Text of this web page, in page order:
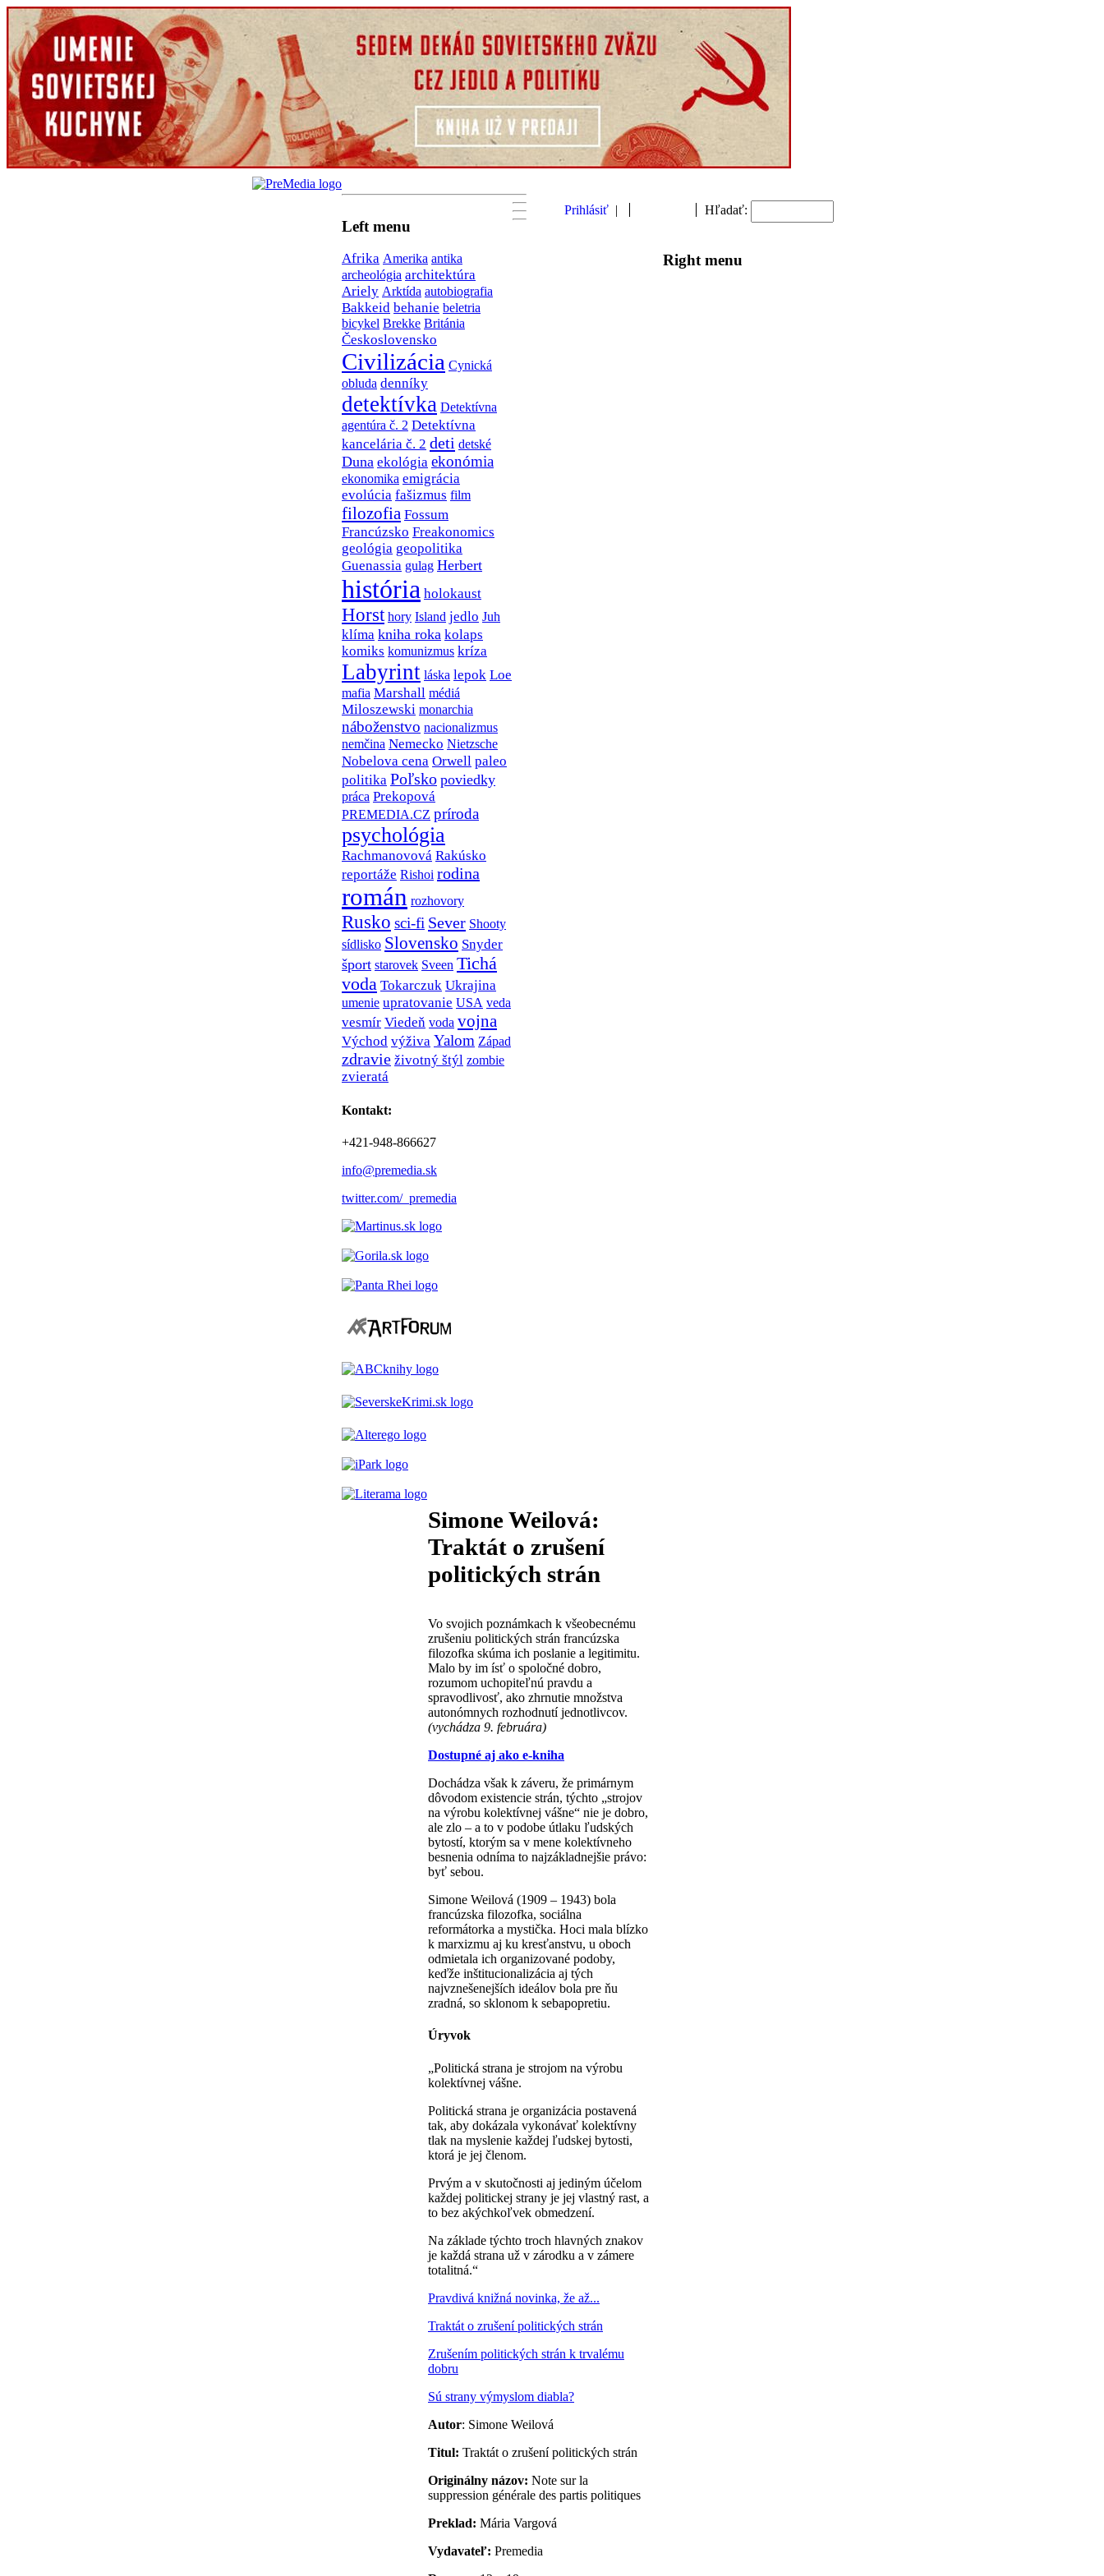
Prihlásiť| Hľadať:
Left menu
Afrika Amerika antika
archeológia architektúra
Ariely Arktída autobiografia
Bakkeid behanie beletria
bicykel Brekke Británia
Československo
Civilizácia Cynická
obluda denníky
detektívka Detektívna
agentúra č. 2 Detektívna
kancelária č. 2 deti detské
Duna ekológia ekonómia
ekonomika emigrácia
evolúcia fašizmus film
filozofia Fossum
Francúzsko Freakonomics
geológia geopolitika
Guenassia gulag Herbert
história holokaust
Horst hory Island jedlo Juh
klíma kniha roka kolaps
komiks komunizmus kríza
Labyrint láska lepok Loe
mafia Marshall médiá
Miloszewski monarchia
náboženstvo nacionalizmus
nemčina Nemecko Nietzsche
Nobelova cena Orwell paleo
politika Poľsko poviedky
práca Prekopová
PREMEDIA.CZ príroda
psychológia
Rachmanovová Rakúsko
reportáže Rishoi rodina
román rozhovory
Rusko sci-fi Sever Shooty
sídlisko Slovensko Snyder
šport starovek Sveen Tichá
voda Tokarczuk Ukrajina
umenie upratovanie USA veda
vesmír Viedeň voda vojna
Východ výživa Yalom Západ
zdravie životný štýl zombie
zvieratá
Kontakt:
+421-948-866627
info@premedia.sk
twitter.com/_premedia
Right menu
Simone Weilová:
Traktát o zrušení
politických strán
Vo svojich poznámkach k všeobecnému
zrušeniu politických strán francúzska
filozofka skúma ich poslanie a legitimitu.
Malo by im ísť o spoločné dobro,
rozumom uchopiteľnú pravdu a
spravodlivosť, ako zhrnutie množstva
autonómnych rozhodnutí jednotlivcov.
(vychádza 9. februára)
Dostupné aj ako e-kniha
Dochádza však k záveru, že primárnym
dôvodom existencie strán, týchto „strojov
na výrobu kolektívnej vášne“ nie je dobro,
ale zlo – a to v podobe útlaku ľudských
bytostí, ktorým sa v mene kolektívneho
besnenia odníma to najzákladnejšie právo:
byť sebou.
Simone Weilová (1909 – 1943) bola
francúzska filozofka, sociálna
reformátorka a mystička. Hoci mala blízko
k marxizmu aj ku kresťanstvu, u oboch
odmietala ich organizované podoby,
keďže inštitucionalizácia aj tých
najvznešenejších ideálov bola pre ňu
zradná, so sklonom k sebapopretiu.
Úryvok
„Politická strana je strojom na výrobu
kolektívnej vášne.
Politická strana je organizácia postavená
tak, aby dokázala vykonávať kolektívny
tlak na myslenie každej ľudskej bytosti,
ktorá je jej členom.
Prvým a v skutočnosti aj jediným účelom
každej politickej strany je jej vlastný rast, a
to bez akýchkoľvek obmedzení.
Na základe týchto troch hlavných znakov
je každá strana už v zárodku a v zámere
totalitná.“
Pravdivá knižná novinka, že až...
Traktát o zrušení politických strán
Zrušením politických strán k trvalému
dobru
Sú strany výmyslom diabla?
Autor: Simone Weilová
Titul: Traktát o zrušení politických strán
Originálny názov: Note sur la
suppression générale des partis politiques
Preklad: Mária Vargová
Vydavateľ: Premedia